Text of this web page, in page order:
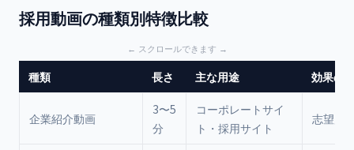
採用動画の種類別特徴比較
種類 長さ 主な用途 効果の
企業紹介動画
3〜5
分
コーポレートサイ
ト・採用サイト
志望度